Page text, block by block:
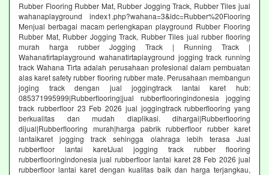
Rubber Flooring Rubber Mat, Rubber Jogging Track, Rubber Tiles jual
wahanaplayground index1.php?wahana=3&idc=Rubber%20Flooring
Menjual berbagai macam perlengkapan playground Rubber Flooring
Rubber Mat, Rubber Jogging Track, Rubber Tiles jual rubber flooring
murah harga rubber Jogging Track | Running Track |
Wahanatirtaplayground wahanatirtaplayground jogging track running
track Wahana Tirta adalah perusahaan profesional dalam pembuatan
alas karet safety rubber flooring rubber mate. Perusahaan membangun
joging track dengan jual joggingtrack lantai karet hub:
085371995999|Rubberflooring|jual rubberflooringindonesia jogging
track rubberfloor 23 Feb 2026 jual joggingtrack rubberflooring yang
berkualitas dan mudah diaplikasi. dihargai|Rubberflooring
dijual|Rubberflooring murah|harga pabrik rubberfloor rubber karet
lantaikaret jogging track sehingga olahraga lebih terasa Jual
rubberfloor lantai karetJual jogging track rubber flooring
rubberflooringindonesia jual rubberfloor lantai karet 28 Feb 2026 jual
rubberfloor lantai karet dengan kualitas baik dan harga terjangkau,